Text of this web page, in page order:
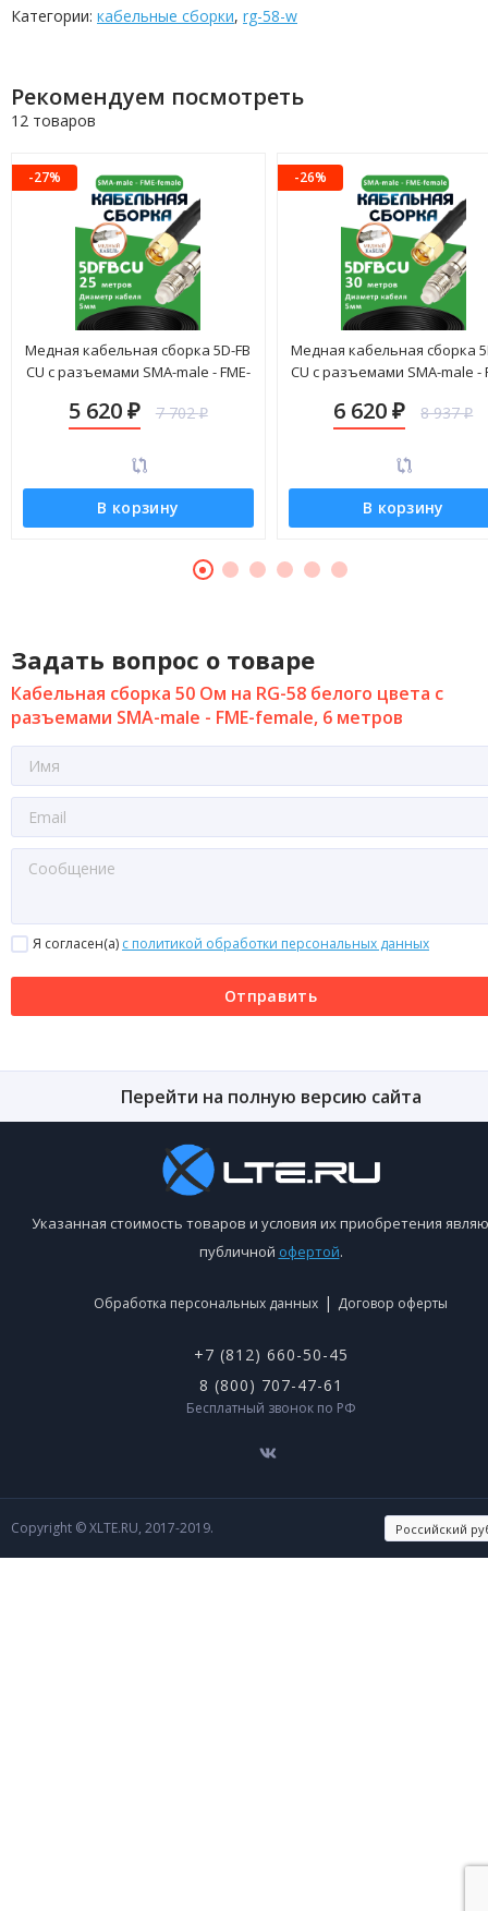
Категории: кабельные сборки, rg-58-w
Рекомендуем посмотреть
12 товаров
-27%
Медная кабельная сборка 5D-FB
CU с разъемами SMA-male - FME-
5 620 ₽ 7 702₽
В корзину
-26%
Медная кабельная сборка
CU с разъемами SMA-male -
6 620₽ 8 937₽
В корзину
Задать вопрос о товаре
Кабельная сборка 50 Ом на RG-58 белого цвета с
разъемами SMA-male - FME-female, 6 метров
Я согласен(a) с политикой обработки персональных данных
Отправить
Перейти на полную версию сайта
Указанная стоимость товаров и условия их приобретения
публичной офертой.
Обработка персональных данных | Договор оферты
+7 (812) 660-50-45
8 (800) 707-47-61
Бесплатный звонок по РФ
Copyright © XLTE.RU, 2017-2019.